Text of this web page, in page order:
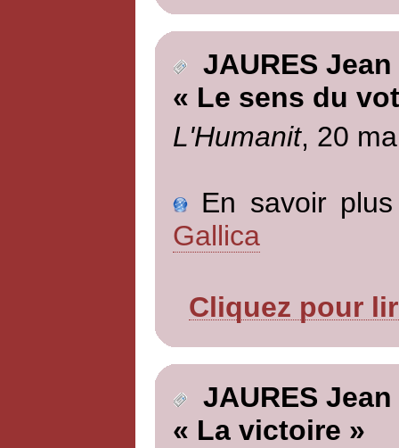
JAURES Jean
« Le sens du
L'Humanit, 20
En savoir
Gallica
Cliquez pour
JAURES Jean
« La victoire »